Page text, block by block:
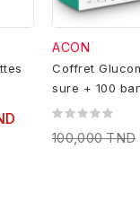
ACON
Coffret
sure + 100
100,000 TND